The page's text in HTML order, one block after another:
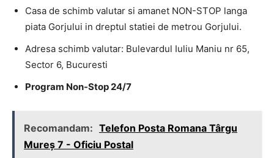
Casa de schimb valutar si amanet NON-STOP langa
piata Gorjului in dreptul statiei de metrou Gorjului.
Adresa schimb valutar: Bulevardul Iuliu Maniu nr 65,
Sector 6, Bucuresti
Program Non-Stop 24/7
Recomandam: Telefon Posta Romana Târgu
Mureş 7 - Oficiu Postal